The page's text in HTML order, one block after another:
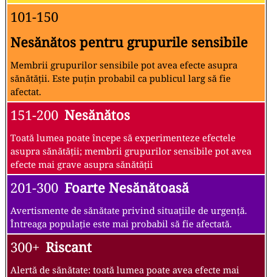
101-150
Nesănătos pentru grupurile sensibile
Membrii grupurilor sensibile pot avea efecte asupra
sănătății. Este puțin probabil ca publicul larg să fie
afectat.
151-200 Nesănătos
Toată lumea poate începe să experimenteze efectele
asupra sănătății; membrii grupurilor sensibile pot avea
efecte mai grave asupra sănătății
201-300 Foarte Nesănătoasă
Avertismente de sănătate privind situațiile de urgență.
Întreaga populație este mai probabil să fie afectată.
300+ Riscant
Alertă de sănătate: toată lumea poate avea efecte mai